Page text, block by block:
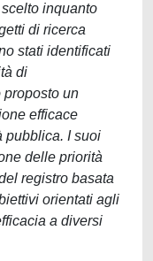
inquanto
di ricerca
stati identificati
di
proposto un
efficace
pubblica. I suoi
delle priorità
registro basata
orientati agli
a diversi